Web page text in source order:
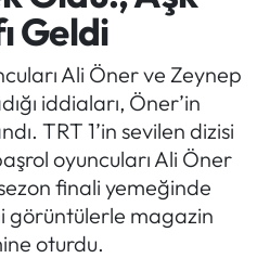
Geldi
Ali Öner ve Zeynep
iddiaları, Öner’in
TRT 1’in sevilen dizisi
oyuncuları Ali Öner
finali yemeğinde
görüntülerle magazin
oturdu.